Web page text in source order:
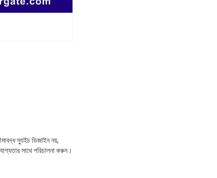
স্যুইচ ডিজাইন নয়,
সাথে পরিচালনা করুন।